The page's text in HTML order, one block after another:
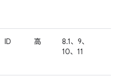
ID 高
8.1、9、
10、11